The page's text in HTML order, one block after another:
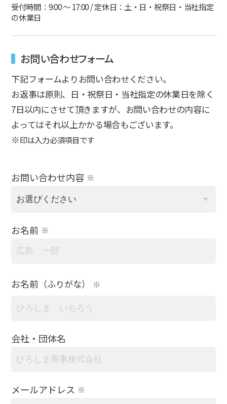
受付時間：9:00 ～ 17:00 / 定休日：土・日・祝祭日・当社指定
の休業日
お問い合わせフォーム
下記フォームよりお問い合わせください。
お返事は原則、日・祝祭日・当社指定の休業日を除く
7日以内にさせて頂きますが、お問い合わせの内容に
よってはそれ以上かかる場合もございます。
※印は入力必須項目です
お問い合わせ内容 ※
お名前 ※
お名前 （ふりがな） ※
会社・団体名
メールアドレス ※